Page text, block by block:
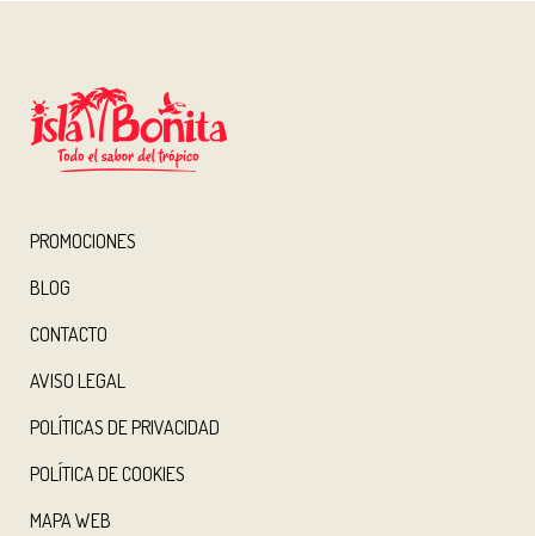
PROMOCIONES
BLOG
CONTACTO
AVISO LEGAL
POLÍTICAS DE PRIVACIDAD
POLÍTICA DE COOKIES
MAPA WEB